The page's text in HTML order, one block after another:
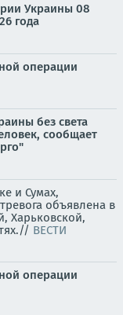
Украины 08
года
операции
без света
сообщает
и Сумах,
объявлена в
Харьковской,
ВЕСТИ
операции